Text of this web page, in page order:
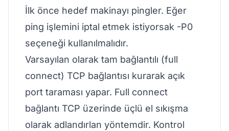
İlk önce hedef makinayı pingler. Eğer
ping işlemini iptal etmek istiyorsak -P0
seçeneği kullanılmalıdır.
Varsayılan olarak tam bağlantılı (full
connect) TCP bağlantısı kurarak açık
port taraması yapar. Full connect
bağlantı TCP üzerinde üçlü el sıkışma
olarak adlandırlan yöntemdir. Kontrol